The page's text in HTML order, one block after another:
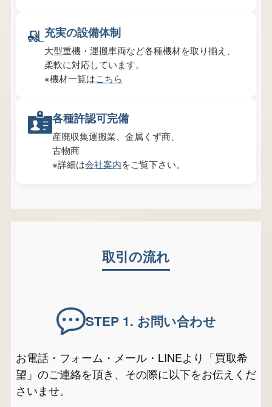
充実の設備体制
大型重機・運搬車両など各種機材を取り揃え、
柔軟に対応しています。
※機材一覧はこちら
各種許認可完備
産廃収集運搬業、金属くず商、
古物商
※詳細は会社案内をご覧下さい。
取引の流れ
STEP 1. お問い合わせ
お電話・フォーム・メール・LINEより「買取希
望」のご連絡を頂き、その際に以下をお伝えくだ
さいませ。